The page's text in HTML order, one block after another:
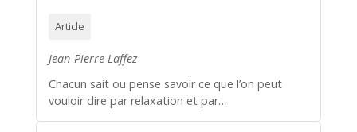
Article
Jean-Pierre Laffez
Chacun sait ou pense savoir ce que l’on peut
vouloir dire par relaxation et par…